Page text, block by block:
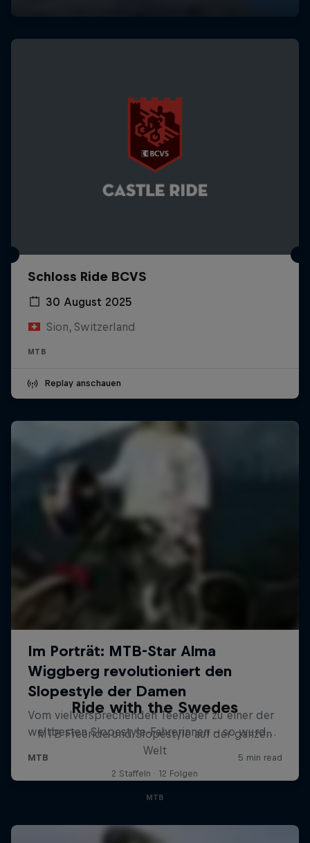
Schloss Ride BCVS
30 August 2025
Sion, Switzerland
MTB
Replay anschauen
Ride with the Swedes
MTB Freeride und Slopestyle auf der ganzen
Welt
2 Staffeln · 12 Folgen
MTB